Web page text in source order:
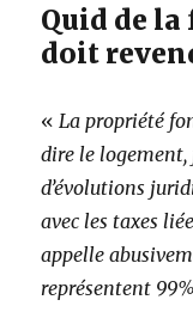
Quid de
doit
« La propriété
dire le
d’évolutions
avec les taxes
appelle
représentent